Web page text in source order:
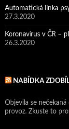
Automatická linka
27.3.2020
Koronavirus v ČR –
26.3.2020
NABÍDKA
Objevila se
provoz. Zkuste to